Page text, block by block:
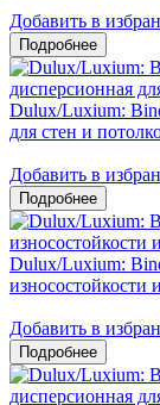
Добавить в
Dulux/Luxium:
для стен и
Добавить в
Dulux/Luxium:
износостойкости
Добавить в